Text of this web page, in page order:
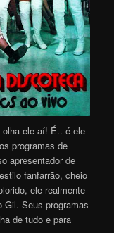
olha ele aí! É.. é ele
programas de
apresentador de
fanfarrão, cheio
ele realmente
Seus programas
de tudo e para